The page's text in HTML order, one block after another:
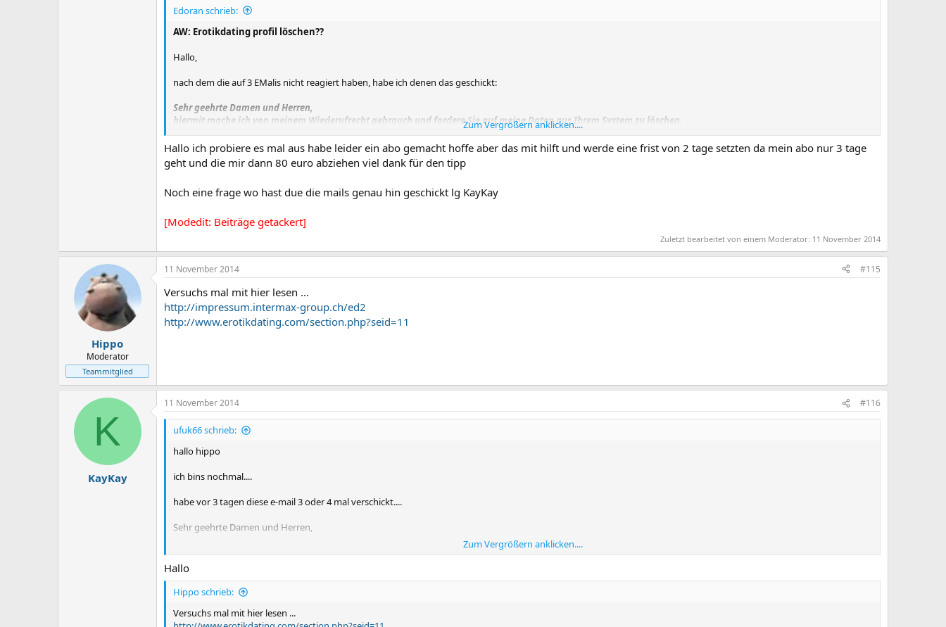
Edoran schrieb:
AW: Erotikdating profil löschen??
Hallo,
nach dem die auf 3 EMalis nicht reagiert haben, habe ich denen das geschickt:
Sehr geehrte Damen und Herren,
hiermit mache ich von meinem Wiederufrecht gebrauch und fordere Sie auf meine Daten aus Ihrem System zu löschen.
Zur Löschung meiner Daten von sämtlichen Seiten die Sie betreiben, setze ich Ihnen eine Frist von 14 Tagen.
Sollte bis dahin das Profil immer noch existieren, werde ich einen Anwalt mit der Wahrnehmung meiner Interessen beauftragen.
Mit freundlichen Grüßen
MfG
Edo
Zum Vergrößern anklicken....
Hallo ich probiere es mal aus habe leider ein abo gemacht hoffe aber das mit hilft und werde eine frist von 2 tage setzten da mein abo nur 3 tage
geht und die mir dann 80 euro abziehen viel dank für den tipp
Noch eine frage wo hast due die mails genau hin geschickt lg KayKay
[Modedit: Beiträge getackert]
Zuletzt bearbeitet von einem Moderator: 11 November 2014
Hippo
Moderator
Teammitglied
11 November 2014 #115
Versuchs mal mit hier lesen ...
http://impressum.intermax-group.ch/ed2
http://www.erotikdating.com/section.php?seid=11
K
KayKay
11 November 2014 #116
ufuk66 schrieb:
hallo hippo
ich bins nochmal....
habe vor 3 tagen diese e-mail 3 oder 4 mal verschickt....
Sehr geehrte Damen und Herren,
hiermit mache ich von meinem Wiederufrecht gebrauch und fordere Sie auf meine Daten aus Ihrem System mir sofortiger Wirkung zu löschen.
Zur Löschung meiner Daten von sämtlichen Seiten die Sie betreiben, setze ich Ihnen eine Frist von 14 Tagen.
Sollte bis dahin das Profil immer noch existieren, werde ich einen Anwalt mit der Wahrnehmung meiner Interessen beauftragen.
Zum Vergrößern anklicken....
Hallo
Hippo schrieb:
Versuchs mal mit hier lesen ...